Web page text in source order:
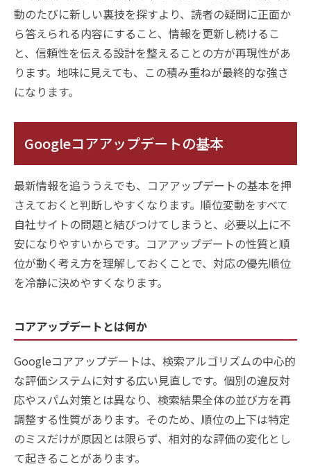
動のたびに新しい裏技を探すより、読者の疑問に正面か
ら答えられる内容にすること、情報を更新し続けるこ
と、信頼性を伝える設計を整えることの方が再現性があ
ります。地味に見えても、この積み重ねが最終的な強さ
になります。
Googleコアアップデートの基本
最新情報を追ううえでも、コアアップデートの基本を押
さえておくと判断しやすくなります。順位変動をすべて
自社サイトの問題と結びつけてしまうと、必要以上に不
安になりやすいからです。コアアップデートの性質と順
位が動く考え方を理解しておくことで、対応の優先順位
を冷静に決めやすくなります。
コアアップデートとは何か
Googleコアアップデートは、検索アルゴリズムの中心的
な評価システムに対する広い見直しです。個別の違反対
応やスパム対策とは異なり、検索結果全体の並び方を再
調整する性質があります。そのため、順位の上下は特定
のミスだけが原因とは限らず、相対的な評価の変化とし
て起きることがあります。